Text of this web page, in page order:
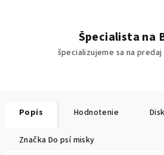
Špecialista na
špecializujeme sa na predaj
Popis Hodnotenie
Značka Do psí misky